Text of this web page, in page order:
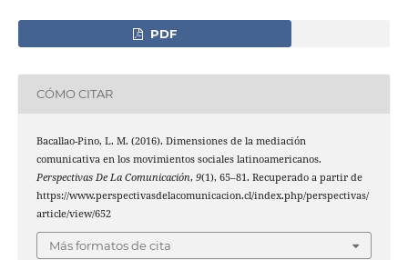
PDF
CÓMO CITAR
Bacallao-Pino, L. M. (2016). Dimensiones de la mediación
comunicativa en los movimientos sociales latinoamericanos.
Perspectivas De La Comunicación, 9(1), 65–81. Recuperado a partir de
https://www.perspectivasdelacomunicacion.cl/index.php/perspectivas/
article/view/652
Más formatos de cita